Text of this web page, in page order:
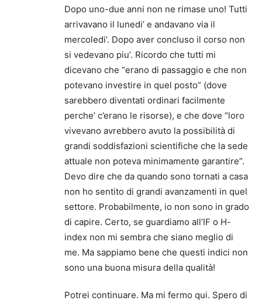
Dopo uno-due anni non ne rimase uno! Tutti
arrivavano il lunedi’ e andavano via il
mercoledi’. Dopo aver concluso il corso non
si vedevano piu’. Ricordo che tutti mi
dicevano che “erano di passaggio e che non
potevano investire in quel posto” (dove
sarebbero diventati ordinari facilmente
perche’ c’erano le risorse), e che dove “loro
vivevano avrebbero avuto la possibilità di
grandi soddisfazioni scientifiche che la sede
attuale non poteva minimamente garantire”.
Devo dire che da quando sono tornati a casa
non ho sentito di grandi avanzamenti in quel
settore. Probabilmente, io non sono in grado
di capire. Certo, se guardiamo all’IF o H-
index non mi sembra che siano meglio di
me. Ma sappiamo bene che questi indici non
sono una buona misura della qualità!
Potrei continuare. Ma mi fermo qui. Spero di